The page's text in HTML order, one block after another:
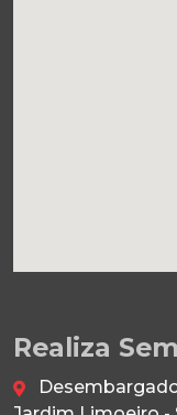
Realiza